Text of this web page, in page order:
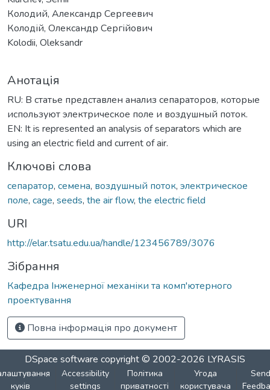
Колодий, Александр Сергеевич
Колодій, Олександр Сергійович
Kolodii, Oleksandr
Анотація
RU: В статье представлен анализ сепараторов, которые
используют электрическое поле и воздушный поток.
EN: It is represented an analysis of separators which are
using an electric field and current of air.
Ключові слова
сепаратор, семена, воздушный поток, электрическое
поле, cage, seeds, the air flow, the electric field
URI
http://elar.tsatu.edu.ua/handle/123456789/3076
Зібрання
Кафедра Інженерної механіки та комп'ютерного
проектування
Повна інформація про документ
DSpace software copyright © 2002-2026 LYRASIS
куків
Accessibility
settings
Політика
приватності
Угода
користувача
Send